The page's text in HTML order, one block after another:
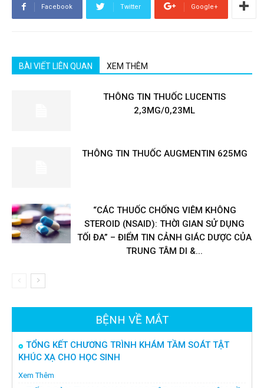
Facebook Twitter Google+
BÀI VIẾT LIÊN QUAN XEM THÊM
THÔNG TIN THUỐC LUCENTIS
2,3MG/0,23ML
THÔNG TIN THUỐC AUGMENTIN 625MG
“CÁC THUỐC CHỐNG VIÊM KHÔNG
STEROID (NSAID): THỜI GIAN SỬ DỤNG
TỐI ĐA” – ĐIỂM TIN CẢNH GIÁC DƯỢC CỦA
TRUNG TÂM DI &...
BỆNH VỀ MẮT
TỔNG KẾT CHƯƠNG TRÌNH KHÁM TẦM SOÁT TẬT
KHÚC XẠ CHO HỌC SINH
Xem Thêm